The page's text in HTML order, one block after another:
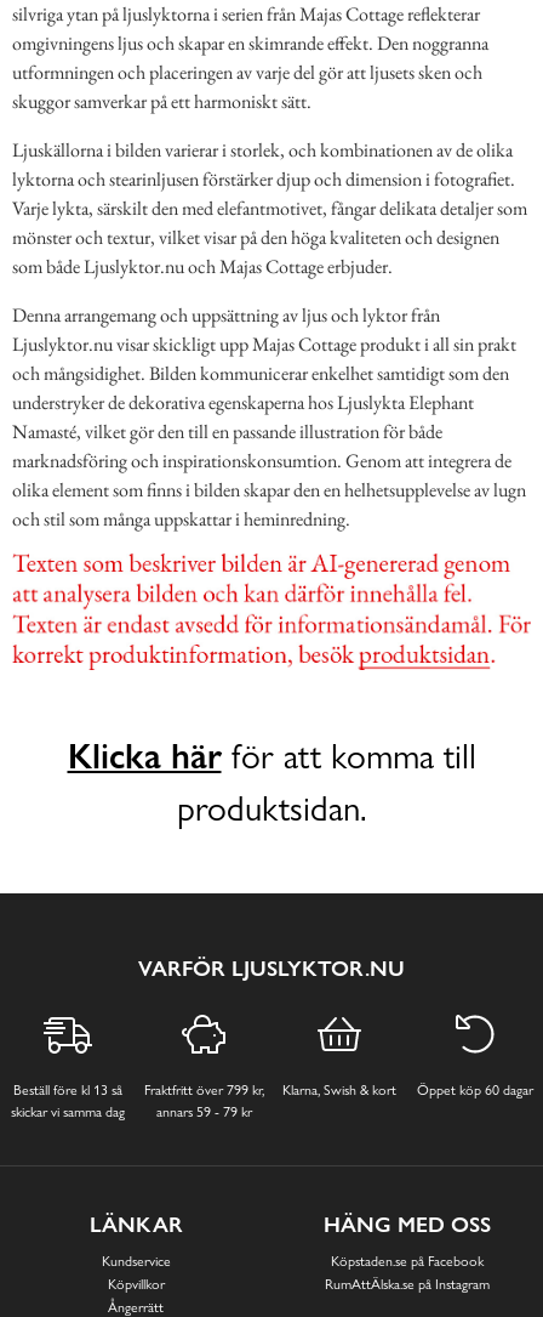
silvriga ytan på ljuslyktorna i serien från Majas Cottage reflekterar
omgivningens ljus och skapar en skimrande effekt. Den noggranna
utformningen och placeringen av varje del gör att ljusets sken och
skuggor samverkar på ett harmoniskt sätt.
Ljuskällorna i bilden varierar i storlek, och kombinationen av de olika
lyktorna och stearinljusen förstärker djup och dimension i fotografiet.
Varje lykta, särskilt den med elefantmotivet, fångar delikata detaljer som
mönster och textur, vilket visar på den höga kvaliteten och designen
som både Ljuslyktor.nu och Majas Cottage erbjuder.
Denna arrangemang och uppsättning av ljus och lyktor från
Ljuslyktor.nu visar skickligt upp Majas Cottage produkt i all sin prakt
och mångsidighet. Bilden kommunicerar enkelhet samtidigt som den
understryker de dekorativa egenskaperna hos Ljuslykta Elephant
Namasté, vilket gör den till en passande illustration för både
marknadsföring och inspirationskonsumtion. Genom att integrera de
olika element som finns i bilden skapar den en helhetsupplevelse av lugn
och stil som många uppskattar i heminredning.
Klicka härför att komma till
produktsidan.
VARFÖR LJUSLYKTOR.NU
Beställ före kl 13 så
skickar vi samma dag
Fraktfritt över 799 kr,
annars 59 - 79 kr
Klarna, Swish & kort Öppet köp 60 dagar
LÄNKAR
Kundservice
Köpvillkor
Ångerrätt
HÄNG MED OSS
Köpstaden.se på Facebook
RumAttÄlska.se på Instagram